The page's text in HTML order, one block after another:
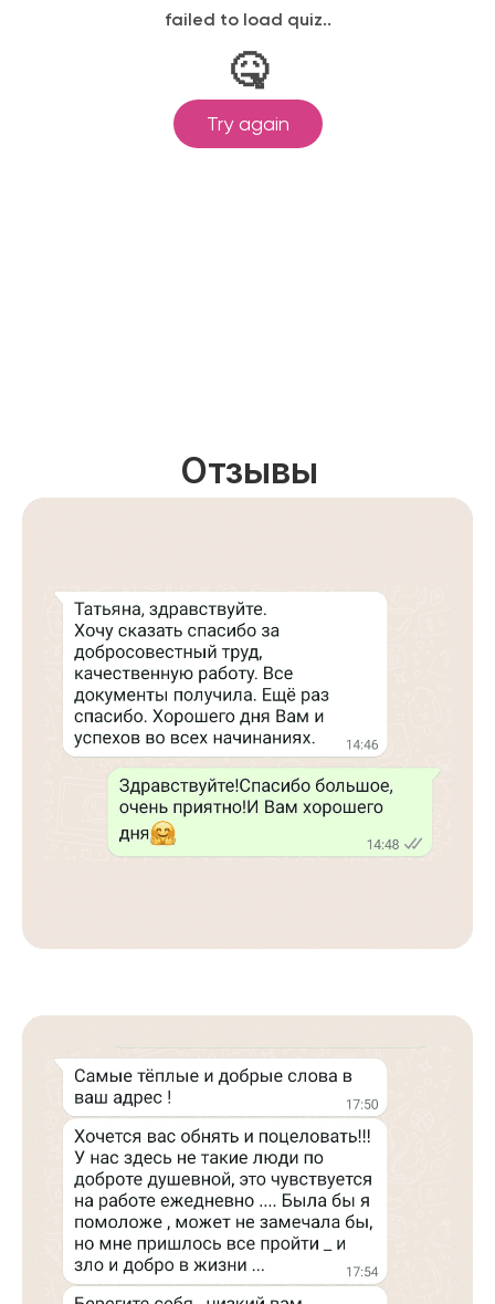
Отзывы